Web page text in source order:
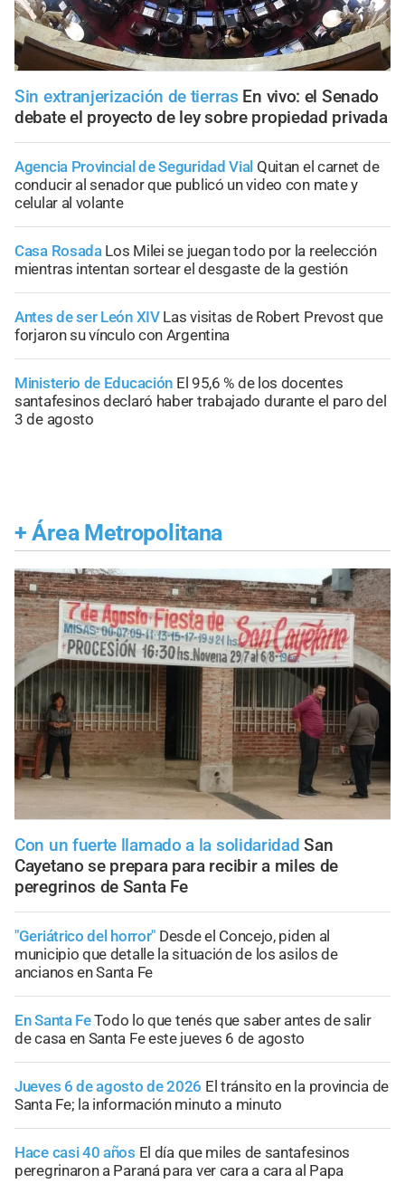
Sin extranjerización de tierras En vivo: el Senado
debate el proyecto de ley sobre propiedad privada
Agencia Provincial de Seguridad Vial Quitan el carnet de
conducir al senador que publicó un video con mate y
celular al volante
Casa Rosada Los Milei se juegan todo por la reelección
mientras intentan sortear el desgaste de la gestión
Antes de ser León XIV Las visitas de Robert Prevost que
forjaron su vínculo con Argentina
Ministerio de Educación El 95,6 % de los docentes
santafesinos declaró haber trabajado durante el paro del
3 de agosto
+ Área Metropolitana
Con un fuerte llamado a la solidaridad San
Cayetano se prepara para recibir a miles de
peregrinos de Santa Fe
"Geriátrico del horror" Desde el Concejo, piden al
municipio que detalle la situación de los asilos de
ancianos en Santa Fe
En Santa FeTodo lo que tenés que saber antes de salir
de casa en Santa Fe este jueves 6 de agosto
Jueves 6 de agosto de 2026 El tránsito en la provincia de
Santa Fe; la información minuto a minuto
Hace casi 40 años El día que miles de santafesinos
peregrinaron a Paraná para ver cara a cara al Papa